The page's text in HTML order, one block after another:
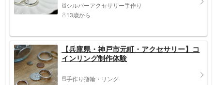
シルバーアクセサリー手作り
13歳から
【兵庫県・神戸市元町・アクセサリー】コ
インリング制作体験
手作り指輪・リング